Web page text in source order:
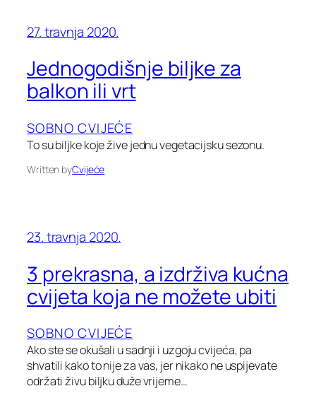
27. travnja 2020.
Jednogodišnje biljke za
balkon ili vrt
SOBNO CVIJEĆE
To su biljke koje žive jednu vegetacijsku sezonu.
Written byCvijeće
23. travnja 2020.
3 prekrasna, a izdrživa kućna
cvijeta koja ne možete ubiti
SOBNO CVIJEĆE
Ako ste se okušali u sadnji i uzgoju cvijeća, pa
shvatili kako to nije za vas, jer nikako ne uspijevate
održati živu biljku duže vrijeme…